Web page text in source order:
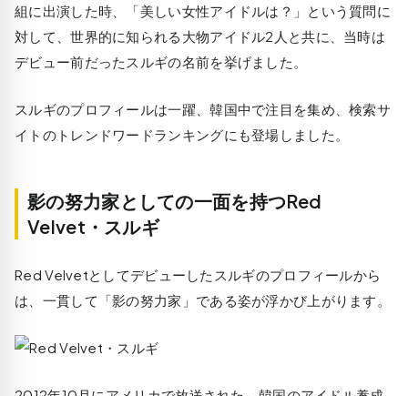
組に出演した時、「美しい女性アイドルは？」という質問に
対して、世界的に知られる大物アイドル2人と共に、当時は
デビュー前だったスルギの名前を挙げました。
スルギのプロフィールは一躍、韓国中で注目を集め、検索サ
イトのトレンドワードランキングにも登場しました。
影の努力家としての一面を持つRed
Velvet・スルギ
Red Velvetとしてデビューしたスルギのプロフィールから
は、一貫して「影の努力家」である姿が浮かび上がります。